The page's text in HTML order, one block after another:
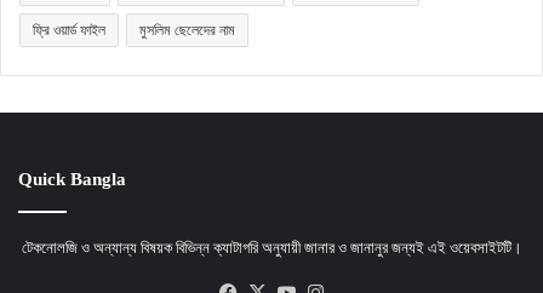
ফ্রি ওয়ার্ড ফাইল মুসলিম ছেলেদের নাম
Quick Bangla
টেকনোলজি ও অন্যান্য বিষয়ক বিভিন্ন ক্যাটাগরি অনুযায়ী জানার ও জানানুর জন্যই এই ওয়েবসাইটটি।